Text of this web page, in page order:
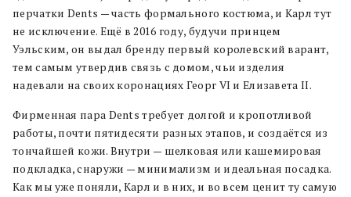
перчатки Dents — часть формального костюма, и Карл тут
не исключение. Ещё в 2016 году, будучи принцем
Уэльским, он выдал бренду первый королевский варант,
тем самым утвердив связь с домом, чьи изделия
надевали на своих коронациях Георг VI и Елизавета II.
Фирменная пара Dents требует долгой и кропотливой
работы, почти пятидесяти разных этапов, и создаётся из
тончайшей кожи. Внутри — шелковая или кашемировая
подкладка, снаружи — минимализм и идеальная посадка.
Как мы уже поняли, Карл и в них, и во всем ценит ту самую